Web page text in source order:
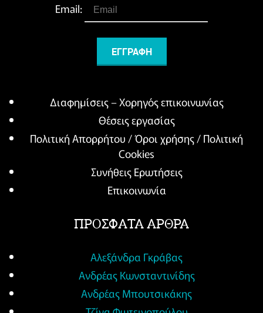
Email:
Διαφημίσεις – Χορηγός επικοινωνίας
Θέσεις εργασίας
Πολιτική Απορρήτου / Όροι χρήσης / Πολιτική
Cookies
Συνήθεις Ερωτήσεις
Επικοινωνία
ΠΡΟΣΦΑΤΑ ΑΡΘΡΑ
Αλεξάνδρα Γκράβας
Ανδρέας Κωνσταντινίδης
Ανδρέας Μπουτσικάκης